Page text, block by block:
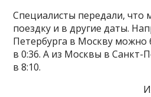
Специалисты передали,
поездку и в другие даты.
Петербурга в Москву можно
в 0:36. А из Москвы в Санкт-
в 8:10.